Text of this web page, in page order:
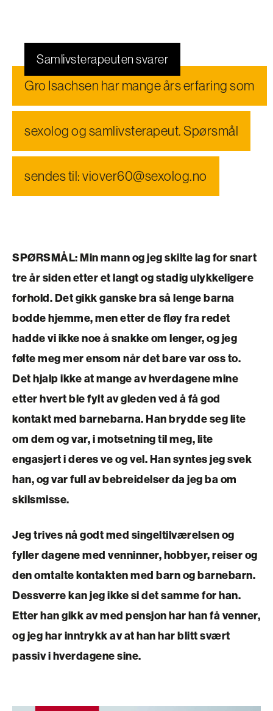
Samlivsterapeuten svarer
Gro Isachsen har mange års erfaring som
sexolog og samlivs­terapeut. Spørsmål
sendes til: viover60@sexolog.no
SPØRSMÅL:Min mann og jeg skilte lag for snart
tre år siden etter et langt og stadig ulykkeligere
forhold. Det gikk ganske bra så lenge barna
bodde hjemme, men etter de fløy fra redet
hadde vi ikke noe å snakke om lenger, og jeg
følte meg mer ensom når det bare var oss to.
Det hjalp ikke at mange av hverdagene mine
etter hvert ble fylt av gleden ved å få god
kontakt med barnebarna. Han brydde seg lite
om dem og var, i motsetning til meg, lite
engasjert i deres ve og vel. Han syntes jeg svek
han, og var full av bebreidelser da jeg ba om
skilsmisse.
Jeg trives nå godt med singeltilværelsen og
fyller dagene med venninner, hobbyer, reiser og
den omtalte kontakten med barn og barnebarn.
Dessverre kan jeg ikke si det samme for han.
Etter han gikk av med pensjon har han få venner,
og jeg har inntrykk av at han har blitt svært
passiv i hverdagene sine.